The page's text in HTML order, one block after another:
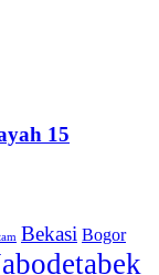
15
Bekasi Bogor